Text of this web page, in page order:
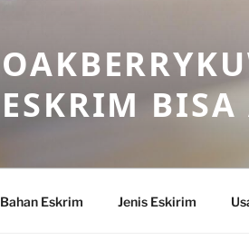
ESKRIM
Bahan Eskrim Jenis Eskirim